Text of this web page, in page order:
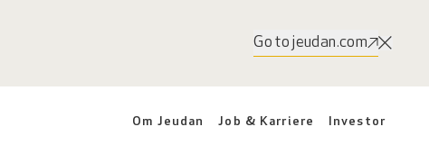
Go to jeudan.com
Om Jeudan Job & Karriere Investor